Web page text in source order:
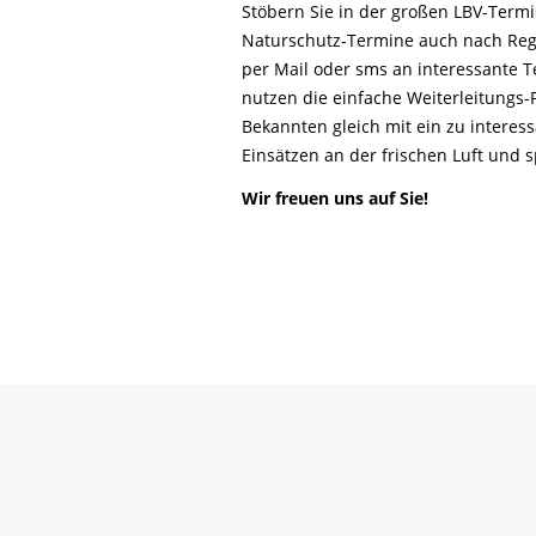
bestellen
Life-Natur-Projekte
Auffangstation
International
Stöbern Sie in der großen LBV-
Naturschutz-Termine auch nach
per Mail oder sms an interessante
nutzen die einfache
Bekannten gleich mit ein zu
Einsätzen an der frischen Luft und
Wir freuen uns auf Sie!